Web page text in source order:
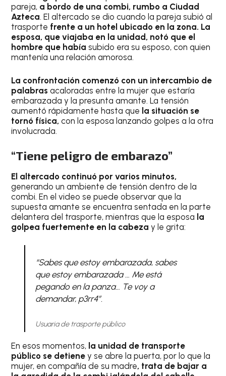
pareja, a bordo de una combi, rumbo a Ciudad
Azteca. El altercado se dio cuando la pareja subió al
trasporte frente a un hotel ubicado en la zona. La
esposa, que viajaba en la unidad, notó que el
hombre que había subido era su esposo, con quien
mantenía una relación amorosa.
La confrontación comenzó con un intercambio de
palabrasacaloradas entre la mujer que estaría
embarazada y la presunta amante. La tensión
aumentó rápidamente hasta que la situación se
tornó física, con la esposa lanzando golpes a la otra
involucrada.
“Tiene peligro de embarazo”
El altercado continuó por varios minutos,
generando un ambiente de tensión dentro de la
combi. En el video se puede observar que la
supuesta amante se encuentra sentada en la parte
delantera del trasporte, mientras que la esposa la
golpea fuertemente en la cabezay le grita:
“Sabes que estoy embarazada, sabes
que estoy embarazada … Me está
pegando en la panza… Te voy a
demandar, p3rr4”.
Usuaria de trasporte público
En esos momentos, la unidad de transporte
público se detieney se abre la puerta, por lo que la
mujer, en compañía de su madre, trata de bajar a